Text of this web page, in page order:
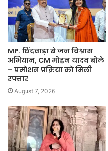
MP: छिंदवाड़ा से जन विश्वास
अभियान, CM मोहन यादव बोले
– प्रमोशन प्रक्रिया को मिली
रफ्तार
August 7, 2026